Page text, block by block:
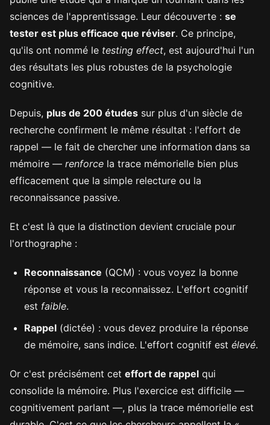
sciences de l'apprentissage. Leur découverte : se
tester est plus efficace que réviser. Ce principe,
qu'ils ont nommé le testing effect, est aujourd'hui l'un
des résultats les plus robustes de la psychologie
cognitive.
Depuis, plus de 200 études sur plus d'un siècle de
recherche confirment le même résultat : l'effort de
rappel — le fait de chercher une information dans sa
mémoire — renforce la trace mémorielle bien plus
efficacement que la simple relecture ou la
reconnaissance passive.
Et c'est là que la distinction devient cruciale pour
l'orthographe :
Reconnaissance (QCM) : vous voyez la bonne
réponse et vous la reconnaissez. L'effort cognitif
est faible.
Rappel (dictée) : vous devez produire la réponse
de mémoire, sans indice. L'effort cognitif est élevé.
Or c'est précisément cet effort de rappel qui
consolide la mémoire. Plus l'exercice est difficile —
cognitivement parlant —, plus la trace mémorielle est